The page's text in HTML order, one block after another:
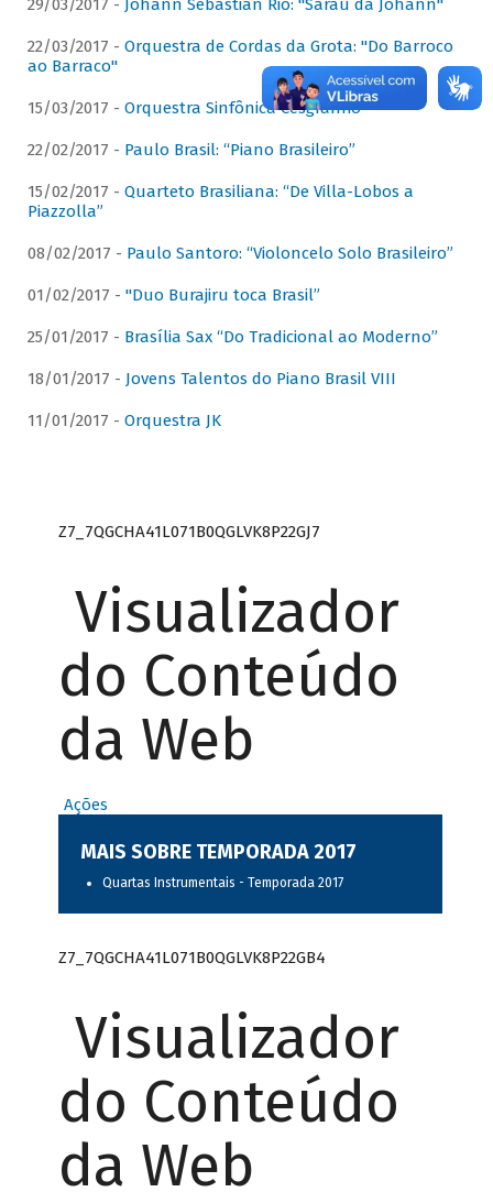
29/03/2017 - Johann Sebastian Rio: "Sarau da Johann"
22/03/2017 - Orquestra de Cordas da Grota: "Do Barroco
ao Barraco"
15/03/2017 - Orquestra Sinfônica Cesgranrio
22/02/2017 - Paulo Brasil: “Piano Brasileiro”
15/02/2017 - Quarteto Brasiliana: “De Villa-Lobos a
Piazzolla”
08/02/2017 - Paulo Santoro: “Violoncelo Solo Brasileiro”
01/02/2017 - "Duo Burajiru toca Brasil”
25/01/2017 - Brasília Sax “Do Tradicional ao Moderno”
18/01/2017 - Jovens Talentos do Piano Brasil VIII
11/01/2017 - Orquestra JK
Z7_7QGCHA41L071B0QGLVK8P22GJ7
Visualizador
do Conteúdo
da Web
Ações
MAIS SOBRE TEMPORADA 2017
Quartas Instrumentais - Temporada 2017
Z7_7QGCHA41L071B0QGLVK8P22GB4
Visualizador
do Conteúdo
da Web